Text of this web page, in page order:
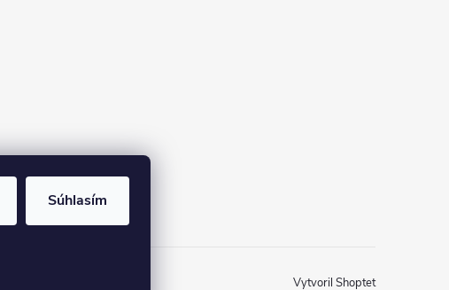
Súhlasím
Vytvoril Shoptet